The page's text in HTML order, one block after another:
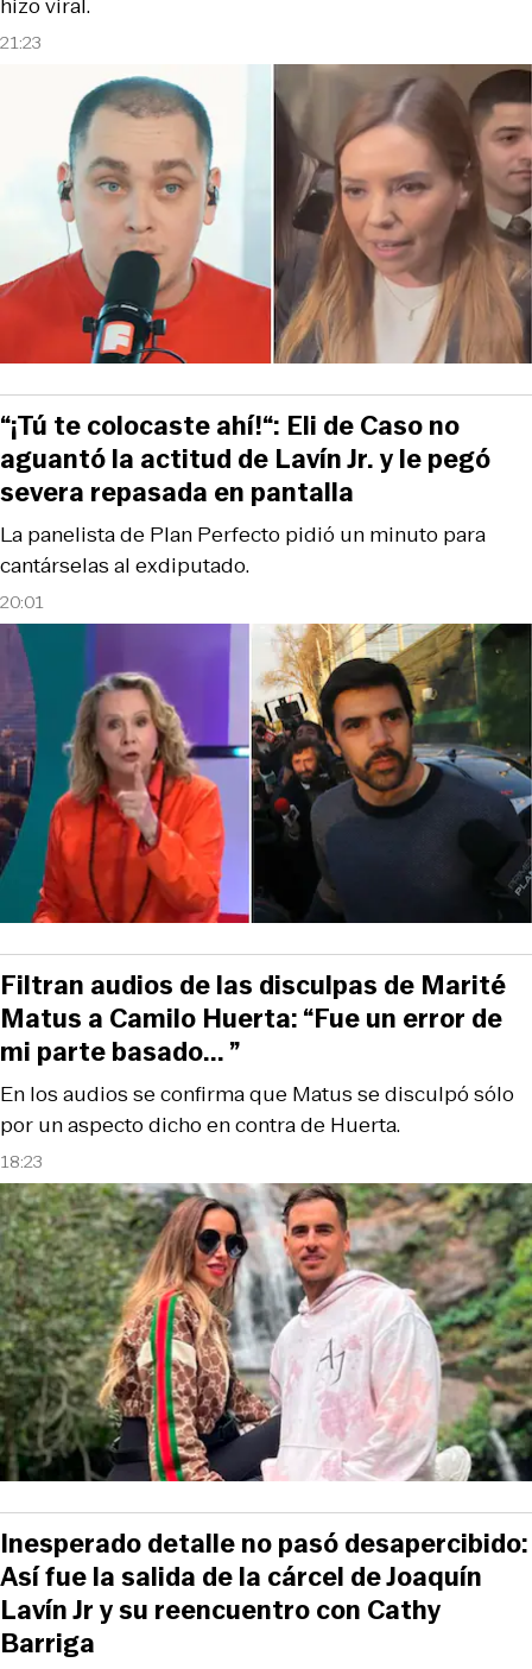
21:23
20:01
La panelista de Plan Perfecto pidió un minuto para
cantárselas al exdiputado.
“¡Tú te colocaste ahí!“: Eli de Caso no
aguantó la actitud de Lavín Jr. y le pegó
severa repasada en pantalla
18:23
En los audios se confirma que Matus se disculpó sólo
por un aspecto dicho en contra de Huerta.
Filtran audios de las disculpas de Marité
Matus a Camilo Huerta: “Fue un error de
mi parte basado... ”
Inesperado detalle no pasó desapercibido:
Así fue la salida de la cárcel de Joaquín
Lavín Jr y su reencuentro con Cathy
Barriga